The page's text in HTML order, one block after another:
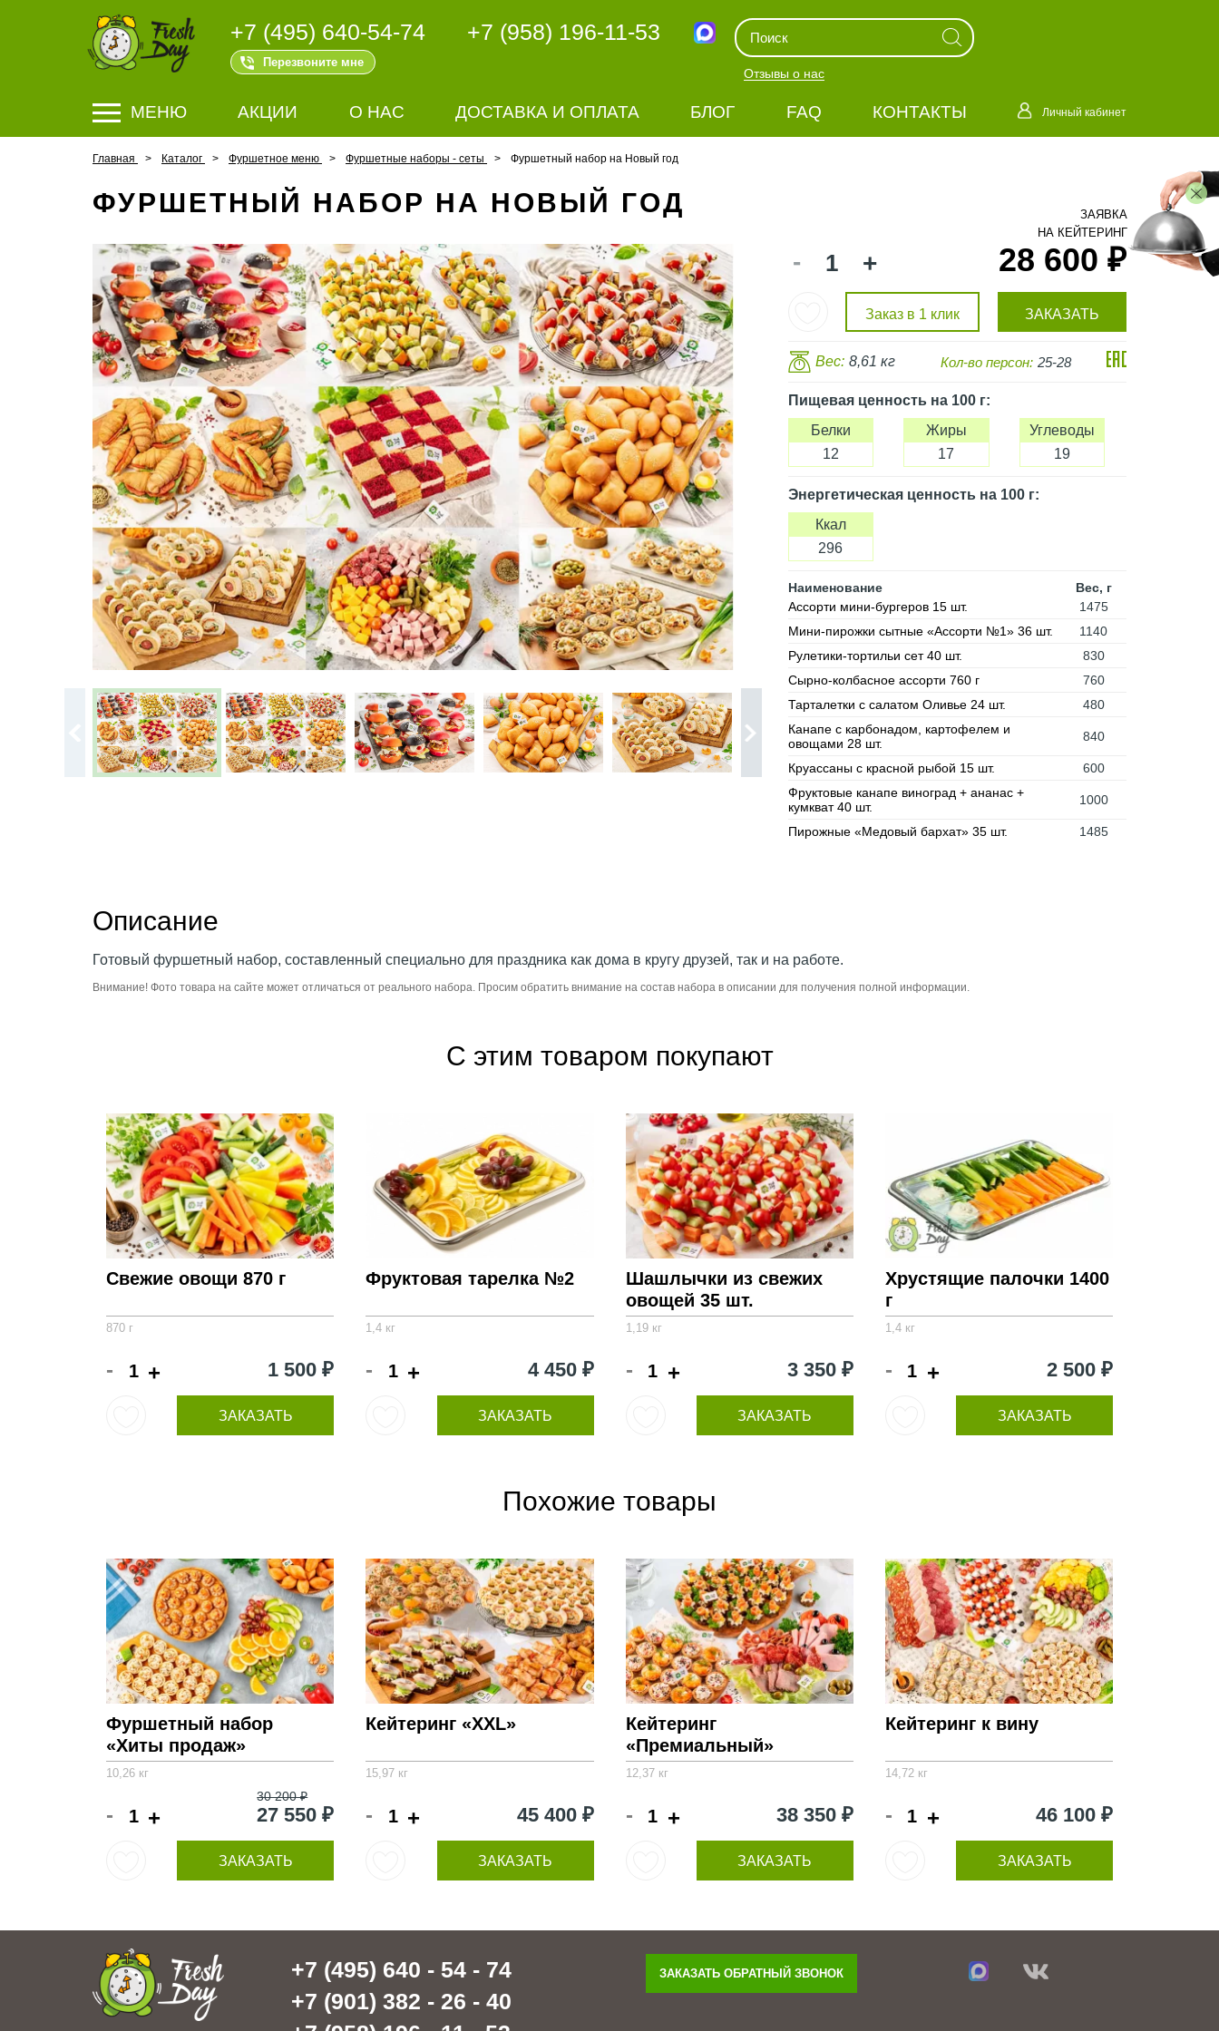
+7 (495) 640-54-74
Перезвоните мне
+7 (958) 196-11-53
Отзывы о нас
МЕНЮ АКЦИИ О НАС ДОСТАВКА И ОПЛАТА БЛОГ FAQ КОНТАКТЫ Личный кабинет
Главная Каталог Фуршетное меню Фуршетные наборы - сеты Фуршетный набор на Новый год
ФУРШЕТНЫЙ НАБОР НА НОВЫЙ ГОД
- + 28 600 ₽
Заказ в 1 клик ЗАКАЗАТЬ
Вес: 8,61 кг Кол-во персон: 25-28
Пищевая ценностьна 100 г:
Белки
12
Жиры
17
Углеводы
19
Энергетическая ценностьна 100 г:
Ккал
296
Наименование
Вес, г
Ассорти мини-бургеров 15 шт.
1475
Мини-пирожки сытные «Ассорти №1» 36 шт.
1140
Рулетики-тортильи сет 40 шт.
830
Сырно-колбасное ассорти 760 г
760
Тарталетки с салатом Оливье 24 шт.
480
Канапе с карбонадом, картофелем и
овощами 28 шт.
840
Круассаны с красной рыбой 15 шт.
600
Фруктовые канапе виноград + ананас +
кумкват 40 шт.
1000
Пирожные «Медовый бархат» 35 шт. 1485
Описание
Готовый фуршетный набор, составленный специально для праздника как дома в кругу друзей, так и на работе.
Внимание! Фото товара на сайте может отличаться от реального набора. Просим обратить внимание на состав набора в описании для получения полной информации.
С этим товаром покупают
Свежие овощи 870 г
870 г
- + 1 500 ₽
ЗАКАЗАТЬ
Фруктовая тарелка №2
1,4 кг
- + 4 450 ₽
ЗАКАЗАТЬ
Шашлычки из свежих
овощей 35 шт.
1,19 кг
- + 3 350 ₽
ЗАКАЗАТЬ
Хрустящие палочки 1400
г
1,4 кг
- + 2 500 ₽
ЗАКАЗАТЬ
Похожие товары
Фуршетный набор
«Хиты продаж»
10,26 кг
- +
30 200 ₽
27 550 ₽
ЗАКАЗАТЬ
Кейтеринг «XXL»
15,97 кг
- + 45 400 ₽
ЗАКАЗАТЬ
Кейтеринг
«Премиальный»
12,37 кг
- + 38 350 ₽
ЗАКАЗАТЬ
Кейтеринг к вину
14,72 кг
- + 46 100 ₽
ЗАКАЗАТЬ
+7 (495) 640 - 54 - 74
+7 (901) 382 - 26 - 40
ЗАКАЗАТЬ ОБРАТНЫЙ ЗВОНОК
ЗАЯВКА
НА КЕЙТЕРИНГ